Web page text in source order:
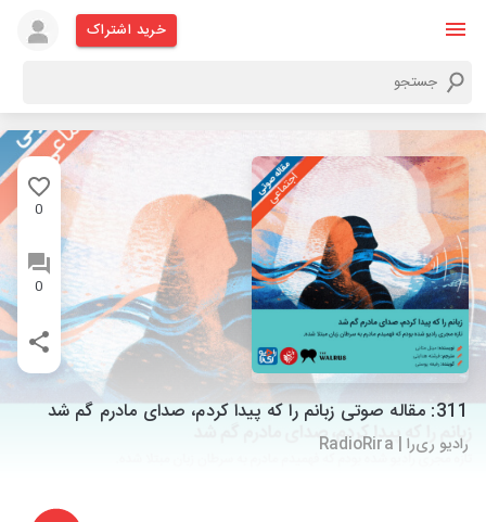
خرید اشتراک
0
0
311: مقاله صوتی زبانم را که پيدا کردم، صدای مادرم گم شد
رادیو ری‌را | RadioRira